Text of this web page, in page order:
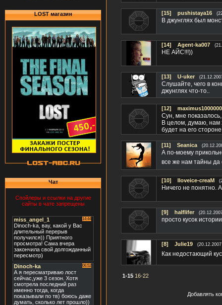
LOST магазин
Чат
Спойлеры и ссылки на другие
сайты в чате запрещены
[15] pushistaya16
В джунглях был
[14] Agent-ka007
НЕ АЙС!!!))
[13] U-uker
Слушайте, чего в
джунглях что-то..
[12] maximus1000000
Сун, мне
В целом, думаю, нам
будет на его
[11] Seanica
А по-моему
все же нам тайны
[10] Iloveice-creaM
Ничего не понятно.
[9] halflifer
просто кусок
[8] Julie19
Как недостающий
1-15 16-22
Добавлять